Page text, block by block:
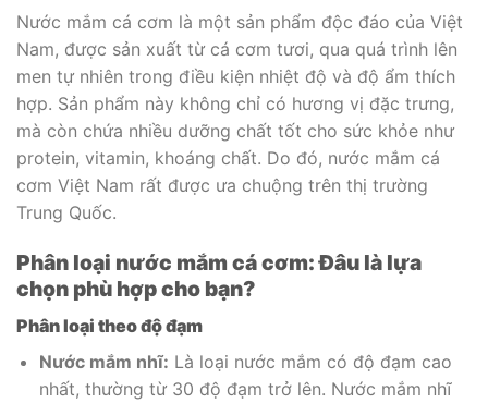
Nước mắm cá cơm là một sản phẩm độc đáo của Việt
Nam, được sản xuất từ cá cơm tươi, qua quá trình lên
men tự nhiên trong điều kiện nhiệt độ và độ ẩm thích
hợp. Sản phẩm này không chỉ có hương vị đặc trưng,
mà còn chứa nhiều dưỡng chất tốt cho sức khỏe như
protein, vitamin, khoáng chất. Do đó, nước mắm cá
cơm Việt Nam rất được ưa chuộng trên thị trường
Trung Quốc.
Phân loại nước mắm cá cơm: Đâu là lựa
chọn phù hợp cho bạn?
Phân loại theo độ đạm
Nước mắm nhĩ: Là loại nước mắm có độ đạm cao
nhất, thường từ 30 độ đạm trở lên. Nước mắm nhĩ